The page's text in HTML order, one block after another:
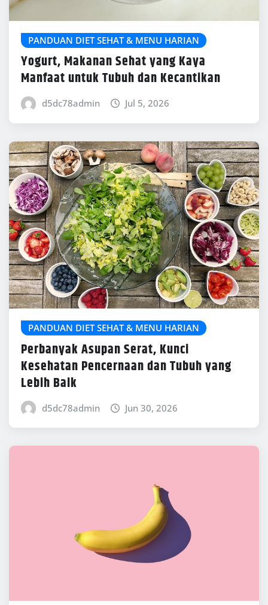
PANDUAN DIET SEHAT & MENU HARIAN
Yogurt, Makanan Sehat yang Kaya
Manfaat untuk Tubuh dan Kecantikan
d5dc78admin Jul 5, 2026
PANDUAN DIET SEHAT & MENU HARIAN
Perbanyak Asupan Serat, Kunci
Kesehatan Pencernaan dan Tubuh yang
Lebih Baik
d5dc78admin Jun 30, 2026